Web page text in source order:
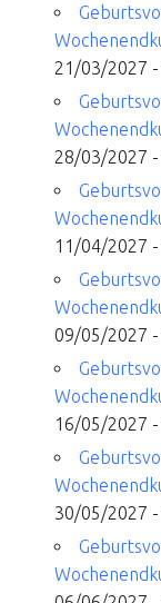
21/03/2027 -
28/03/2027 -
11/04/2027
09/05/2027 -
16/05/2027
30/05/2027